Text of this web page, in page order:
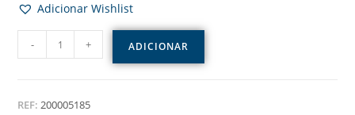
Adicionar Wishlist
- + ADICIONAR
REF:200005185